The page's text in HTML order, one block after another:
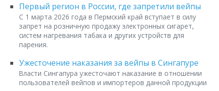
Первый регион в России, где запретили вейпы
С 1 марта 2026 года в Пермский край вступает в силу
запрет на розничную продажу электронных сигарет,
систем нагревания табака и других устройств для
парения.
Ужесточение наказания за вейпы в Сингапуре
Власти Сингапура ужесточают наказание в отношении
пользователей вейпов и импортеров данной продукции